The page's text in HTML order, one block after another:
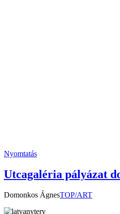
Nyomtatás
Utcagaléria pályázat
Domonkos ÁgnesTOP/ART